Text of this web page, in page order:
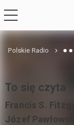
Polskie Radio
To się czyta
Francis S.
Józef